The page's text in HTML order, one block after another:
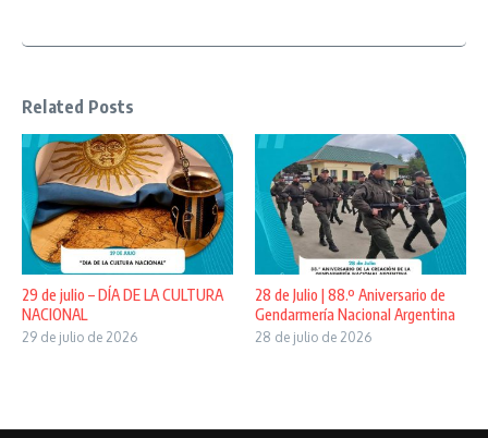
Related Posts
29 de julio – DÍA DE LA CULTURA
NACIONAL
29 de julio de 2026
28 de Julio | 88.º Aniversario de
Gendarmería Nacional Argentina
28 de julio de 2026